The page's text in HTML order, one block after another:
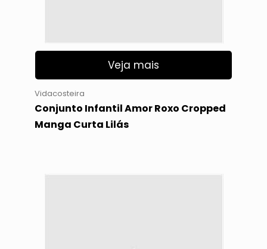
Veja mais
Vidacosteira
Conjunto Infantil Amor Roxo Cropped
Manga Curta Lilás